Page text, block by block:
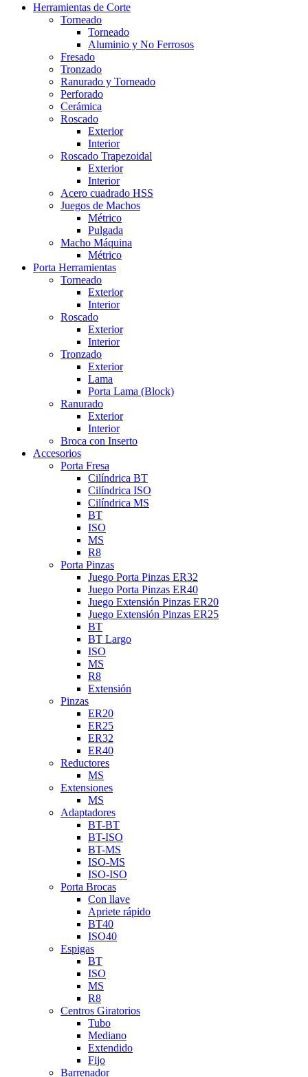
Herramientas de Corte
Torneado
Torneado
Aluminio y No Ferrosos
Fresado
Tronzado
Ranurado y Torneado
Perforado
Cerámica
Roscado
Exterior
Interior
Roscado Trapezoidal
Exterior
Interior
Acero cuadrado HSS
Juegos de Machos
Métrico
Pulgada
Macho Máquina
Métrico
Porta Herramientas
Torneado
Exterior
Interior
Roscado
Exterior
Interior
Tronzado
Exterior
Lama
Porta Lama (Block)
Ranurado
Exterior
Interior
Broca con Inserto
Accesorios
Porta Fresa
Cilíndrica BT
Cilíndrica ISO
Cilíndrica MS
BT
ISO
MS
R8
Porta Pinzas
Juego Porta Pinzas ER32
Juego Porta Pinzas ER40
Juego Extensión Pinzas ER20
Juego Extensión Pinzas ER25
BT
BT Largo
ISO
MS
R8
Extensión
Pinzas
ER20
ER25
ER32
ER40
Reductores
MS
Extensiones
MS
Adaptadores
BT-BT
BT-ISO
BT-MS
ISO-MS
ISO-ISO
Porta Brocas
Con llave
Apriete rápido
BT40
ISO40
Espigas
BT
ISO
MS
R8
Centros Giratorios
Tubo
Mediano
Extendido
Fijo
Barrenador